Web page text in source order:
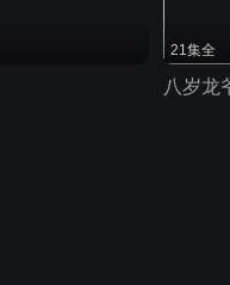
21集全
八岁龙